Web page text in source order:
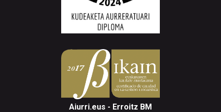
Aiurri.eus - Erroitz BM